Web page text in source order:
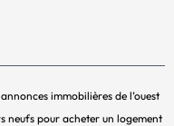
immobilières de l’ouest
neufs pour acheter un logement